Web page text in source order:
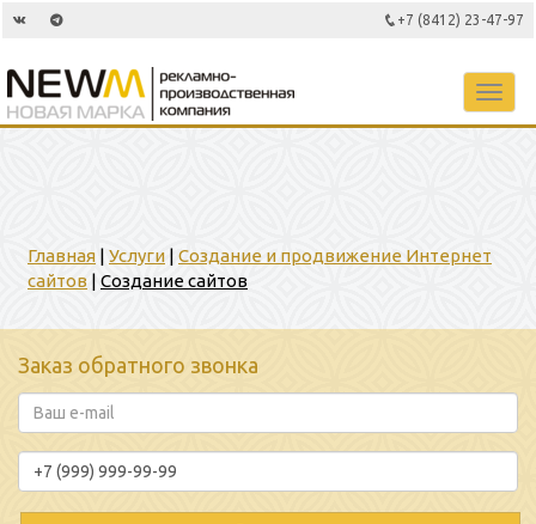
+7 (8412) 23-47-97
Главная | Услуги | Создание и продвижение Интернет
сайтов | Создание сайтов
Заказ обратного звонка